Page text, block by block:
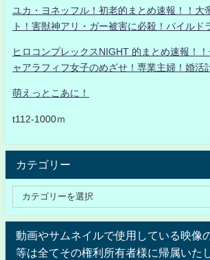
ユカ・ヨネッフル！初老的まとめ速報！！大
ト！害獣神アリ・ガー被害に必殺！パイルド
ヒロコンプレックスNIGHT 的まとめ速報！
ャアラフィフ女子のめざせ！専業主婦！婚活
萌えっとこあに！
t112-1000ｍ
カテゴリー
動画やサムネイルで使用している映像
等は全てその権利所有者様に帰属いた